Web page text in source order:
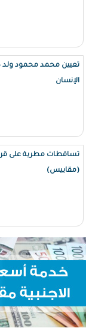
تعيين محمد محمود ولد
الإنسان
تساقطات مطرية على
(مقاييس)